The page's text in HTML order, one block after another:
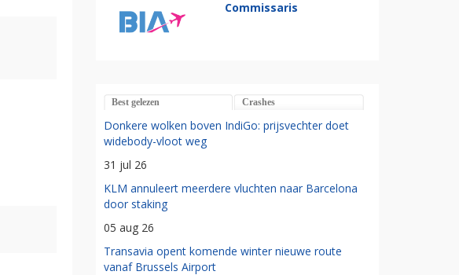
Commissaris
Best gelezen Crashes
Donkere wolken boven IndiGo: prijsvechter doet
widebody-vloot weg
31 jul 26
KLM annuleert meerdere vluchten naar Barcelona
door staking
05 aug 26
Transavia opent komende winter nieuwe route
vanaf Brussels Airport